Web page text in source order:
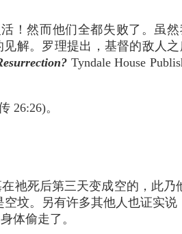
！然而他们全都失败了。虽然
见解。罗理提出，基督的敌人
Tyndale House
26:26)。
祂死后第三天变成空的，此
坟。另有许多其他人也证实说
体偷走了。